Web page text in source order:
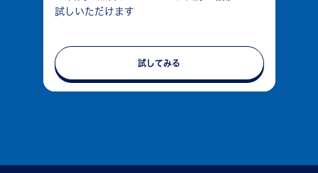
試しいただけます
試してみる